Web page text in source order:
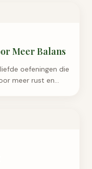
Meer Balans
oefeningen die
meer rust en